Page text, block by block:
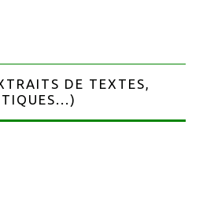
DE TEXTES,